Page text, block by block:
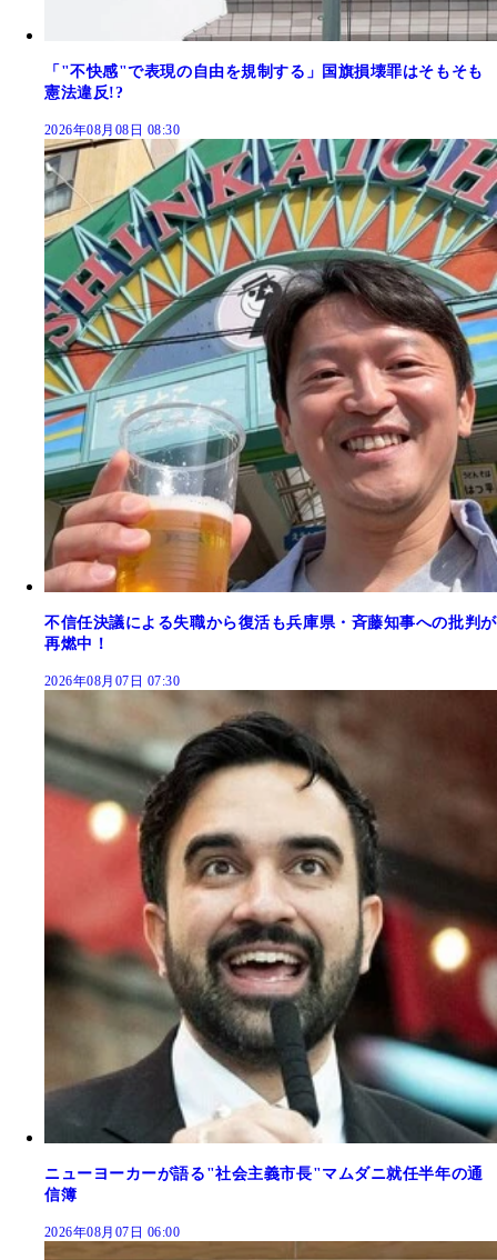
「"不快感"で表現の自由を規制する」国旗損壊罪はそもそも
憲法違反!?
2026年08月08日 08:30
不信任決議による失職から復活も兵庫県・斉藤知事への批判が
再燃中！
2026年08月07日 07:30
ニューヨーカーが語る"社会主義市長"マムダニ就任半年の通
信簿
2026年08月07日 06:00